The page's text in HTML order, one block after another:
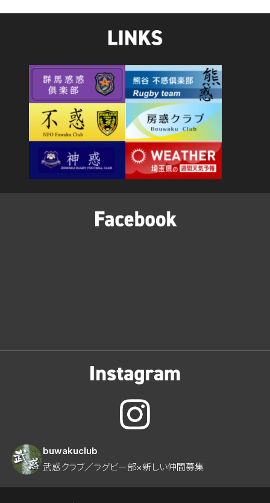
buwakuclub
武惑クラブ／ラグビー部×新しい仲間募集